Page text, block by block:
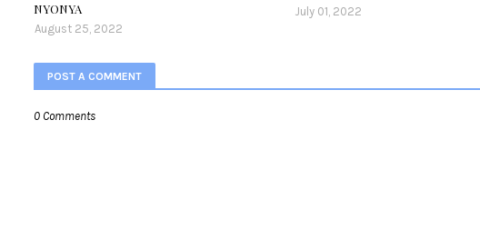
NYONYA
August 25, 2022
July 01, 2022
POST A COMMENT
0 Comments